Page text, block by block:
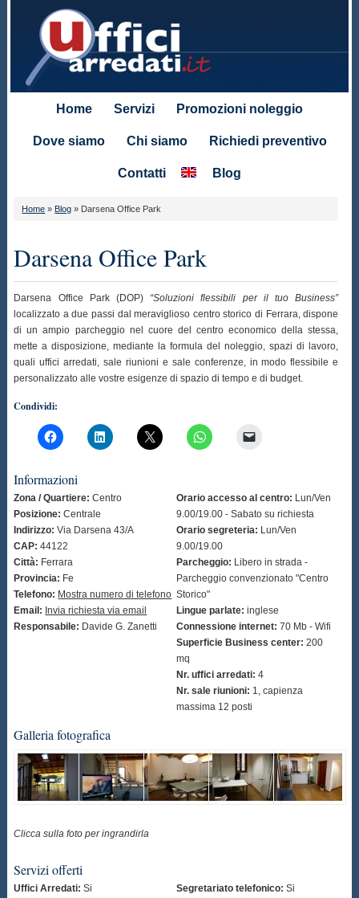
Home Servizi Promozioni noleggio
Dove siamo Chi siamo Richiedi preventivo
Contatti Blog
Home » Blog » Darsena Office Park
Darsena Office Park
Darsena Office Park (DOP) “Soluzioni flessibili per il tuo Business”
localizzato a due passi dal meraviglioso centro storico di Ferrara, dispone
di un ampio parcheggio nel cuore del centro economico della stessa,
mette a disposizione, mediante la formula del noleggio, spazi di lavoro,
quali uffici arredati, sale riunioni e sale conferenze, in modo flessibile e
personalizzato alle vostre esigenze di spazio di tempo e di budget.
Condividi:
Informazioni
Zona / Quartiere: Centro
Posizione: Centrale
Indirizzo: Via Darsena 43/A
CAP: 44122
Città: Ferrara
Provincia: Fe
Telefono: Mostra numero di telefono
Email: Invia richiesta via email
Responsabile: Davide G. Zanetti
Orario accesso al centro: Lun/Ven
9.00/19.00 - Sabato su richiesta
Orario segreteria: Lun/Ven
9.00/19.00
Parcheggio: Libero in strada -
Parcheggio convenzionato "Centro
Storico"
Lingue parlate: inglese
Connessione internet: 70 Mb - Wifi
Superficie Business center: 200
mq
Nr. uffici arredati: 4
Nr. sale riunioni: 1, capienza
massima 12 posti
Galleria fotografica
Clicca sulla foto per ingrandirla
Servizi offerti
Uffici Arredati: Si
Segretariato telefonico: Si